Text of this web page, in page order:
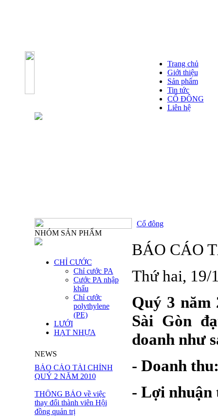
Trang chủ
Giới thiệu
Sản phẩm
Tin tức
CỔ ĐÔNG
Liên hệ
NHÓM SẢN PHẨM
CHỈ CƯỚC
Chỉ cước PA
Cước PA nhập
khẩu
Chỉ cước
polythylene
(PE)
LƯỚI
HẠT NHỰA
NEWS
BÁO CÁO TÀI CHÍNH
QUÝ 2 NĂM 2010
THÔNG BÁO về việc
thay đổi thành viên Hội
đồng quản trị
Cổ đông
BÁO CÁO
Thứ hai, 19/
Quý 3 năm
Sài Gòn
doanh như
- Doanh
- Lợi nhuận